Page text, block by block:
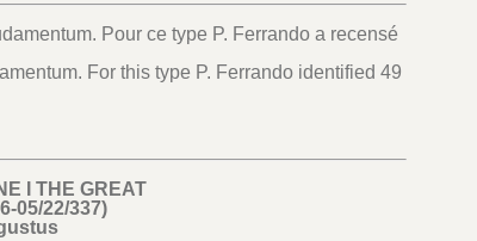
Pour ce type P. Ferrando a recensé
For this type P. Ferrando identified 49
I THE GREAT
05/22/337)